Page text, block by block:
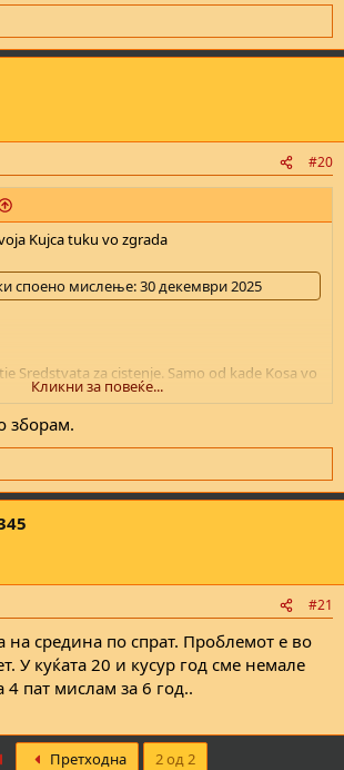
#20
Kujca tuku vo zgrada
споено мислење:30 декември 2025
Sredstvata za cistenje. Samo od kade Kosa vo
Toa bi se sluchuvalo vo Kupatiloto
Кликни за повеќе...
зборам.
#21
на средина по спрат. Проблемот е во
У куќата 20 и кусур год сме немале
4 пат мислам за 6 год..
Претходна
2 од 2